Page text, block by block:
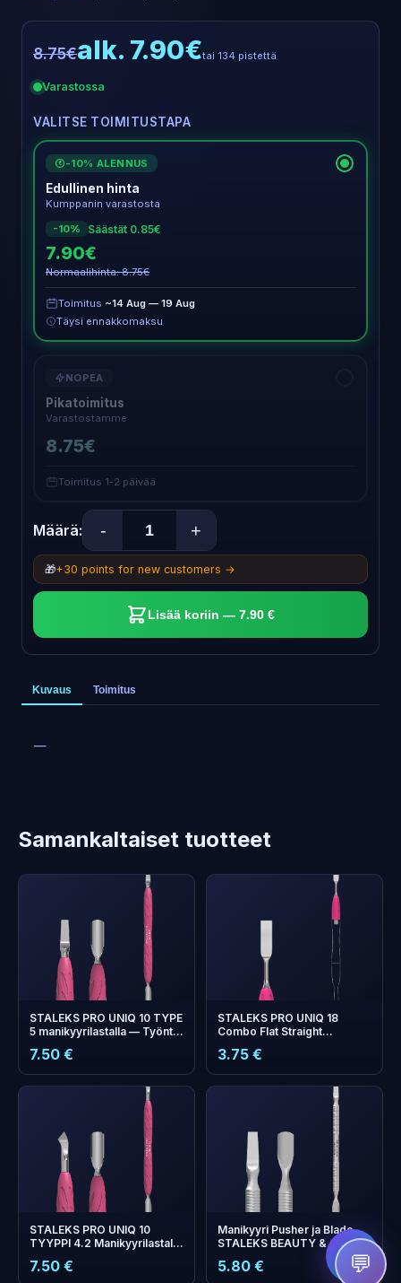
8.75€alk. 7.90€tai 134 pistettä
Varastossa
VALITSE TOIMITUSTAPA
€ -10% ALENNUS
Edullinen hinta
Kumppanin varastosta
-10%
Säästät 0.85€
7.90€
Normaalihinta: 8.75€
Toimitus ~14 Aug — 19 Aug
Täysi ennakkomaksu
NOPEA
Pikatoimitus
Varastostamme
8.75€
Toimitus 1-2 päivää
Määrä: - +
🎁+30 points for new customers →
Lisää koriin — 7.90 €
Kuvaus Toimitus
—
Samankaltaiset tuotteet
STALEKS PRO UNIQ 10 TYPE
5 manikyyrilastalla — Työntö
7.50 €
STALEKS PRO UNIQ 18
Combo Flat Straight
Vaihdettava työntöpää
3.75 €
STALEKS PRO UNIQ 10
TYYPPI 4.2 Manikyyrilastalla
silikonikahvalla
7.50 €
Manikyyri Pusher ja Blade
STALEKS BEAUTY & CARE
5.80 €
+ bonus points
Collect and save on your
💬